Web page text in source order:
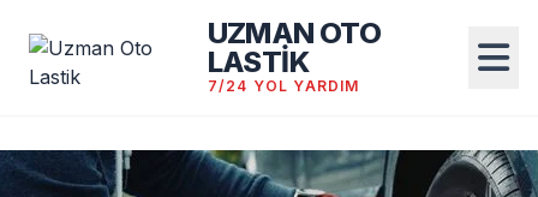
UZMAN OTO
LASTİK
7/24 YOL YARDIM